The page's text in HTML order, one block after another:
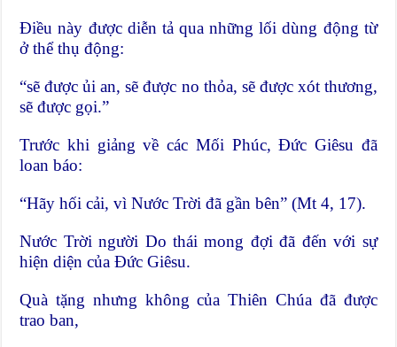
Điều này được diễn tả qua những lối dùng động từ
ở thể thụ động:
“sẽ được ủi an, sẽ được no thỏa, sẽ được xót thương,
sẽ được gọi.”
Trước khi giảng về các Mối Phúc, Đức Giêsu đã
loan báo:
“Hãy hối cải, vì Nước Trời đã gần bên” (Mt 4, 17).
Nước Trời người Do thái mong đợi đã đến với sự
hiện diện của Đức Giêsu.
Quà tặng nhưng không của Thiên Chúa đã được
trao ban,